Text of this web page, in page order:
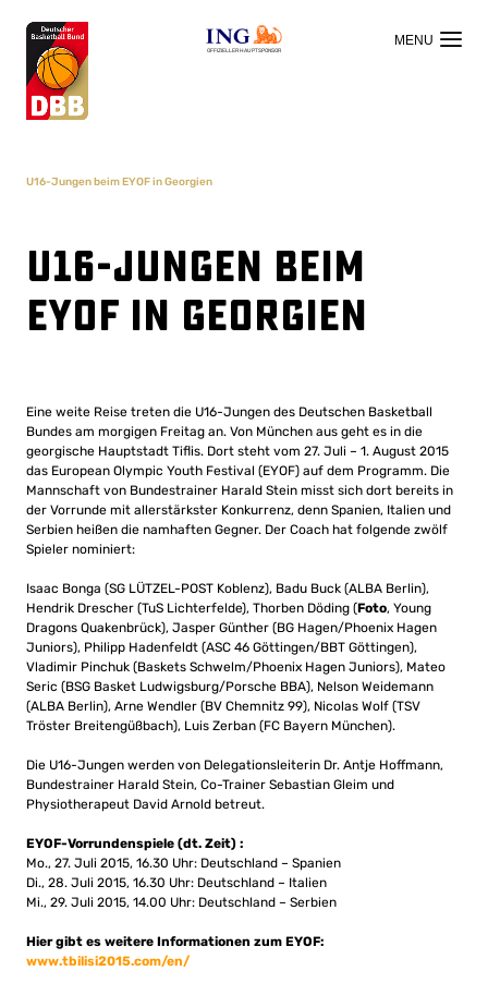
OFFIZIELLER HAUPTSPONSOR
U16-Jungen beim EYOF in Georgien
U16-Jungen beim
EYOF in Georgien
Eine weite Reise treten die U16-Jungen des Deutschen Basketball
Bundes am morgigen Freitag an. Von München aus geht es in die
georgische Hauptstadt Tiflis. Dort steht vom 27. Juli – 1. August 2015
das European Olympic Youth Festival (EYOF) auf dem Programm. Die
Mannschaft von Bundestrainer Harald Stein misst sich dort bereits in
der Vorrunde mit allerstärkster Konkurrenz, denn Spanien, Italien und
Serbien heißen die namhaften Gegner. Der Coach hat folgende zwölf
Spieler nominiert:
Isaac Bonga (SG LÜTZEL-POST Koblenz), Badu Buck (ALBA Berlin),
Hendrik Drescher (TuS Lichterfelde), Thorben Döding (Foto, Young
Dragons Quakenbrück), Jasper Günther (BG Hagen/Phoenix Hagen
Juniors), Philipp Hadenfeldt (ASC 46 Göttingen/BBT Göttingen),
Vladimir Pinchuk (Baskets Schwelm/Phoenix Hagen Juniors), Mateo
Seric (BSG Basket Ludwigsburg/Porsche BBA), Nelson Weidemann
(ALBA Berlin), Arne Wendler (BV Chemnitz 99), Nicolas Wolf (TSV
Tröster Breitengüßbach), Luis Zerban (FC Bayern München).
Die U16-Jungen werden von Delegationsleiterin Dr. Antje Hoffmann,
Bundestrainer Harald Stein, Co-Trainer Sebastian Gleim und
Physiotherapeut David Arnold betreut.
EYOF-Vorrundenspiele (dt. Zeit) :
Mo., 27. Juli 2015, 16.30 Uhr: Deutschland – Spanien
Di., 28. Juli 2015, 16.30 Uhr: Deutschland – Italien
Mi., 29. Juli 2015, 14.00 Uhr: Deutschland – Serbien
Hier gibt es weitere Informationen zum EYOF:
www.tbilisi2015.com/en/